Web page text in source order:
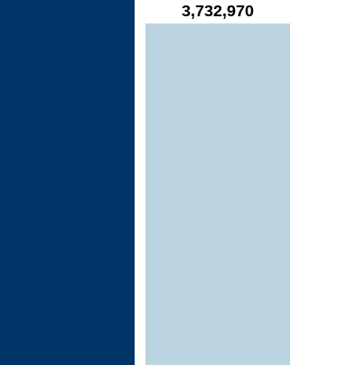
3,732,970